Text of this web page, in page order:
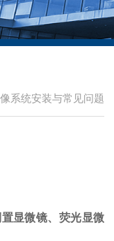
系统安装与常见问题
显微镜、荧光显微